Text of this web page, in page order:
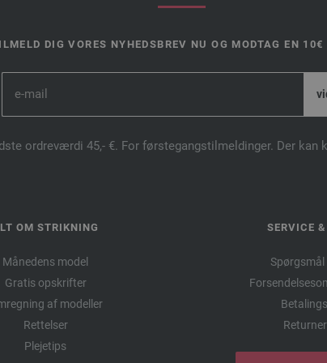
DIG VORES NYHEDSBREV NU OG MODTAG EN 10€
ordreværdi 45,- €. For førstegangstilmeldinger. Der kan
OM STRIKNING
Månedens model
Gratis opskrifter
af modeller
Rettelser
Plejetips
SERVICE